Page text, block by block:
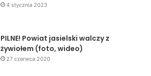
4 stycznia 2023
PILNE! Powiat jasielski walczy z
żywiołem (foto, wideo)
27 czerwca 2020